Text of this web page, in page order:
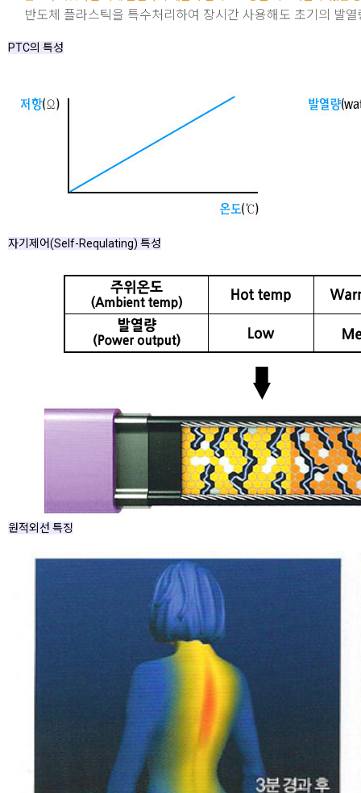
반도체 플라스틱을 특수처리하여 장시간 사용해도 초기의 발
PTC의 특성
자기제어(Self-Requlating) 특성
원적외선 특징